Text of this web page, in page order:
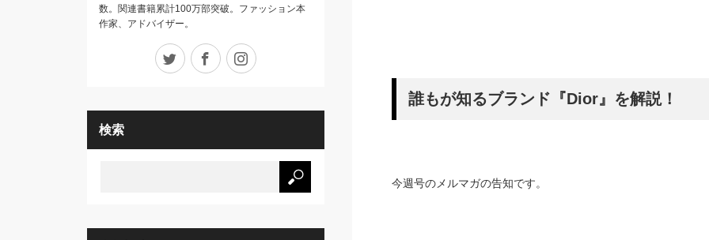
誰もが知るブランド『Dior』を解説！
今週号のメルマガの告知です。
数。関連書籍累計100万部突破。ファッション本
作家、アドバイザー。
Twitter Facebook
検索